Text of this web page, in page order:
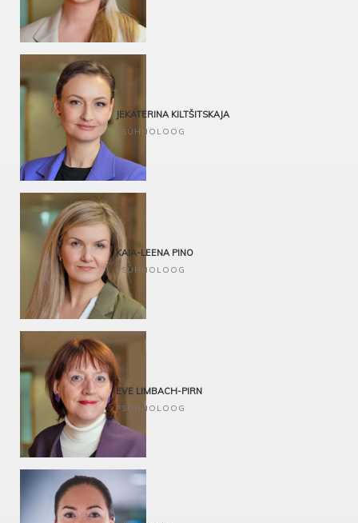
JEKATERINA KILTŠITSKAJA
PSÜHHOLOOG
KAIA-LEENA PINO
PSÜHHOLOOG
Trauma- ja kriisitöö
EVE LIMBACH-PIRN
PSÜHHOLOOG
Arengu- ja karjäärinõustamine
Juhtimisnõustamine